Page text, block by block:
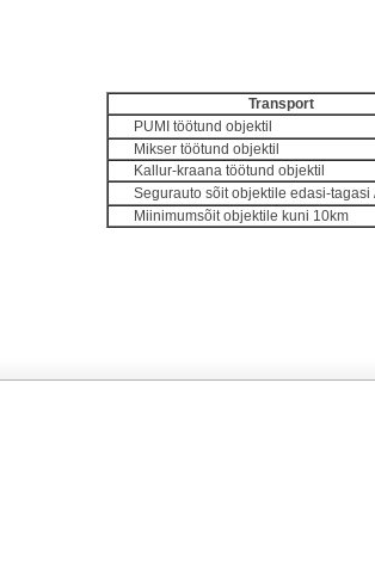
Transport
PUMI töötund objektil
Mikser töötund objektil
Kallur-kraana töötund objektil
Segurauto sõit objektile edasi-tagasi
Miinimumsõit objektile kuni 10km